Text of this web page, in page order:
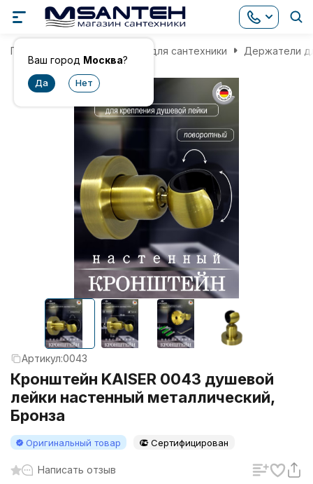
Ваш город Москва?
Главная Комплектующие для сантехники Держатели
Артикул:0043
Кронштейн KAISER 0043 душевой
лейки настенный металлический,
Бронза
Оригинальный товар Сертифицирован
Написать отзыв